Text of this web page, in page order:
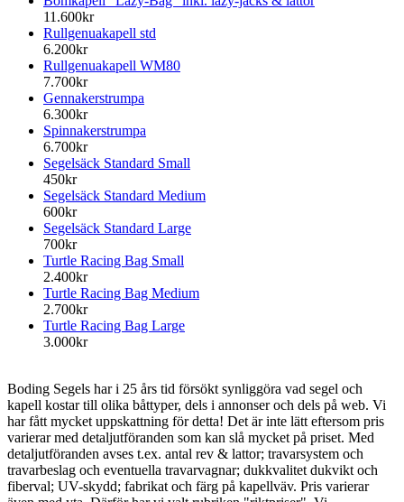
11.600kr
Rullgenuakapell std
6.200kr
Rullgenuakapell WM80
7.700kr
Gennakerstrumpa
6.300kr
Spinnakerstrumpa
6.700kr
Segelsäck Standard Small
450kr
Segelsäck Standard Medium
600kr
Segelsäck Standard Large
700kr
Turtle Racing Bag Small
2.400kr
Turtle Racing Bag Medium
2.700kr
Turtle Racing Bag Large
3.000kr
Boding Segels har i 25 års tid försökt synliggöra vad segel och
kapell kostar till olika båttyper, dels i annonser och dels på web. Vi
har fått mycket uppskattning för detta! Det är inte lätt eftersom pris
varierar med detaljutföranden som kan slå mycket på priset. Med
detaljutföranden avses t.ex. antal rev & lattor; travarsystem och
travarbeslag och eventuella travarvagnar; dukkvalitet dukvikt och
fiberval; UV-skydd; fabrikat och färg på kapellväv. Pris varierar